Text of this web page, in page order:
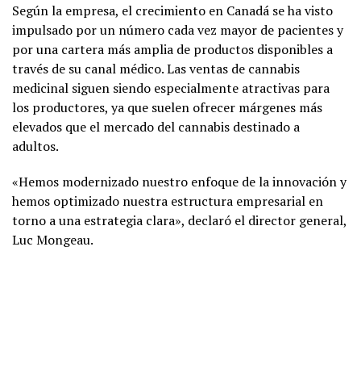
Según la empresa, el crecimiento en Canadá se ha visto
impulsado por un número cada vez mayor de pacientes y
por una cartera más amplia de productos disponibles a
través de su canal médico. Las ventas de cannabis
medicinal siguen siendo especialmente atractivas para
los productores, ya que suelen ofrecer márgenes más
elevados que el mercado del cannabis destinado a
adultos.
«Hemos modernizado nuestro enfoque de la innovación y
hemos optimizado nuestra estructura empresarial en
torno a una estrategia clara», declaró el director general,
Luc Mongeau.